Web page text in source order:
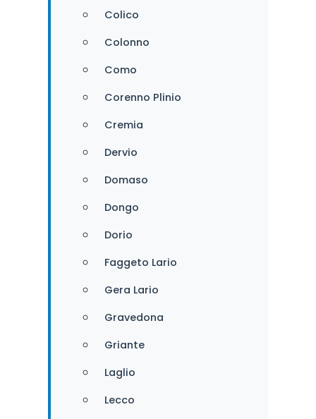
Colico
Colonno
Como
Corenno Plinio
Cremia
Dervio
Domaso
Dongo
Dorio
Faggeto Lario
Gera Lario
Gravedona
Griante
Laglio
Lecco